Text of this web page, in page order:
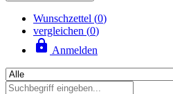
Wunschzettel (0)
vergleichen (0)
 Anmelden